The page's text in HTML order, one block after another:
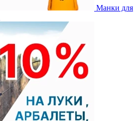
Манки для